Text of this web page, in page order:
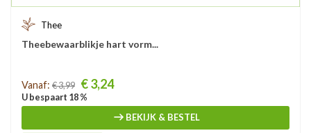
Thee
Theebewaarblikje hart vorm...
Prijs
Vanaf: € 3,99 € 3,24
U bespaart 18 %
BEKIJK & BESTEL